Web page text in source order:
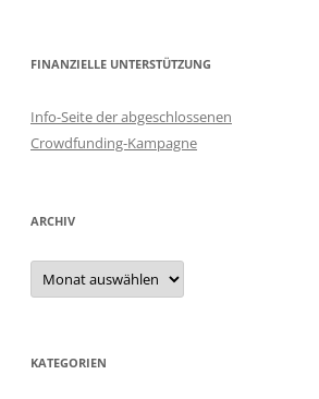
FINANZIELLE UNTERSTÜTZUNG
Info-Seite der abgeschlossenen
Crowdfunding-Kampagne
ARCHIV
Archiv
KATEGORIEN